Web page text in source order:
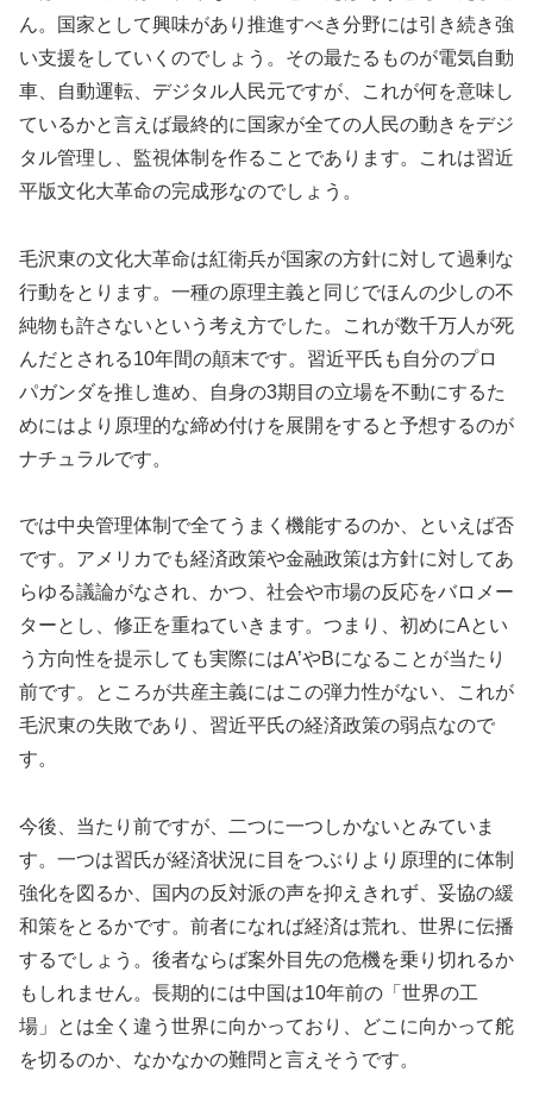
ん。国家として興味があり推進すべき分野には引き続き強
い支援をしていくのでしょう。その最たるものが電気自動
車、自動運転、デジタル人民元ですが、これが何を意味し
ているかと言えば最終的に国家が全ての人民の動きをデジ
タル管理し、監視体制を作ることであります。これは習近
平版文化大革命の完成形なのでしょう。
毛沢東の文化大革命は紅衛兵が国家の方針に対して過剰な
行動をとります。一種の原理主義と同じでほんの少しの不
純物も許さないという考え方でした。これが数千万人が死
んだとされる10年間の顛末です。習近平氏も自分のプロ
パガンダを推し進め、自身の3期目の立場を不動にするた
めにはより原理的な締め付けを展開をすると予想するのが
ナチュラルです。
では中央管理体制で全てうまく機能するのか、といえば否
です。アメリカでも経済政策や金融政策は方針に対してあ
らゆる議論がなされ、かつ、社会や市場の反応をバロメー
ターとし、修正を重ねていきます。つまり、初めにAとい
う方向性を提示しても実際にはA’やBになることが当たり
前です。ところが共産主義にはこの弾力性がない、これが
毛沢東の失敗であり、習近平氏の経済政策の弱点なので
す。
今後、当たり前ですが、二つに一つしかないとみていま
す。一つは習氏が経済状況に目をつぶりより原理的に体制
強化を図るか、国内の反対派の声を抑えきれず、妥協の緩
和策をとるかです。前者になれば経済は荒れ、世界に伝播
するでしょう。後者ならば案外目先の危機を乗り切れるか
もしれません。長期的には中国は10年前の「世界の工
場」とは全く違う世界に向かっており、どこに向かって舵
を切るのか、なかなかの難問と言えそうです。